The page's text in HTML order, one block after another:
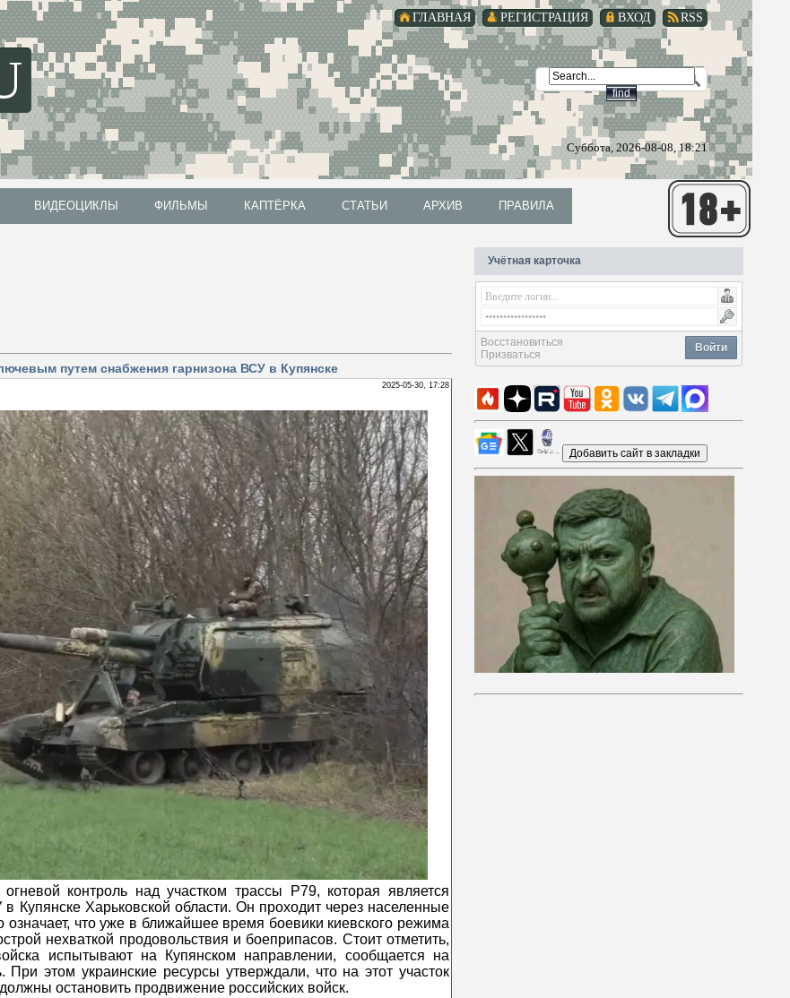
RSS
ВХОД
РЕГИСТРАЦИЯ
ГЛАВНАЯ
Суббота, 2026-08-08, 18:21
ВИДЕОЦИКЛЫ ФИЛЬМЫ КАПТЁРКА СТАТЬИ АРХИВ ПРАВИЛА
путем снабжения гарнизона ВСУ в Купянске
2025-05-30, 17:28
контроль над участком трассы Р79, которая является
Купянске Харьковской области. Он проходит через населенные
что уже в ближайшее время боевики киевского режима
нехваткой продовольствия и боеприпасов. Стоит отметить,
испытывают на Купянском направлении, сообщается на
При этом украинские ресурсы утверждали, что на этот участок
остановить продвижение российских войск.
Учётная карточка
Войти
Восстановиться
Призваться